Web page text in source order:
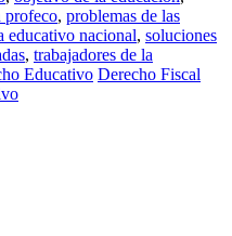
profeco, problemas de las
educativo nacional, soluciones
, trabajadores de la
Educativo Derecho Fiscal